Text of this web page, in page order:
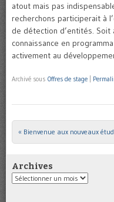
atout mais pas
recherchons participerait à
de détection d’entités. Soit
connaissance en
activement au
Archivé sous Offres de stage
Post navigation
« Bienvenue aux nouveaux
Archives
Archives